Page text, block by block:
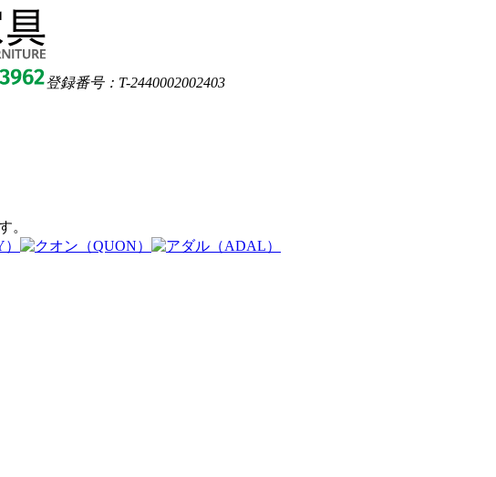
登録番号：T-2440002002403